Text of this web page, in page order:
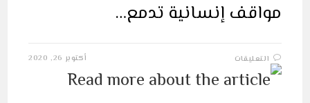
مواقف إنسانية تدمع…
التعليقات
المسلم
حبيب
أكتوبر 26, 2020